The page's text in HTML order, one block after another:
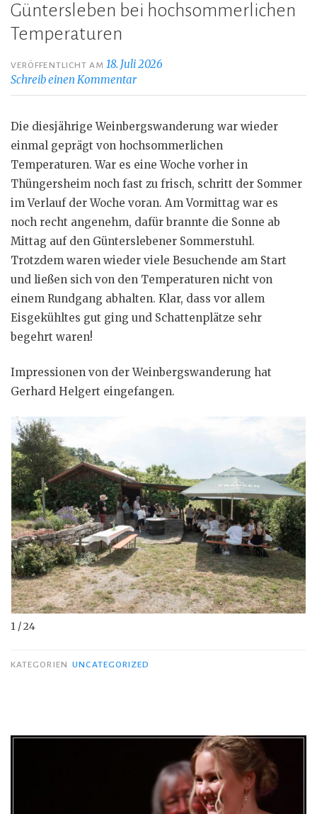
Güntersleben bei hochsommerlichen
Temperaturen
VERÖFFENTLICHT AM18. Juli 2026
Schreib einen Kommentar
Die diesjährige Weinbergswanderung war wieder
einmal geprägt von hochsommerlichen
Temperaturen. War es eine Woche vorher in
Thüngersheim noch fast zu frisch, schritt der Sommer
im Verlauf der Woche voran. Am Vormittag war es
noch recht angenehm, dafür brannte die Sonne ab
Mittag auf den Günterslebener Sommerstuhl.
Trotzdem waren wieder viele Besuchende am Start
und ließen sich von den Temperaturen nicht von
einem Rundgang abhalten. Klar, dass vor allem
Eisgekühltes gut ging und Schattenplätze sehr
begehrt waren!
Impressionen von der Weinbergswanderung hat
Gerhard Helgert eingefangen.
1 / 24
KATEGORIEN UNCATEGORIZED